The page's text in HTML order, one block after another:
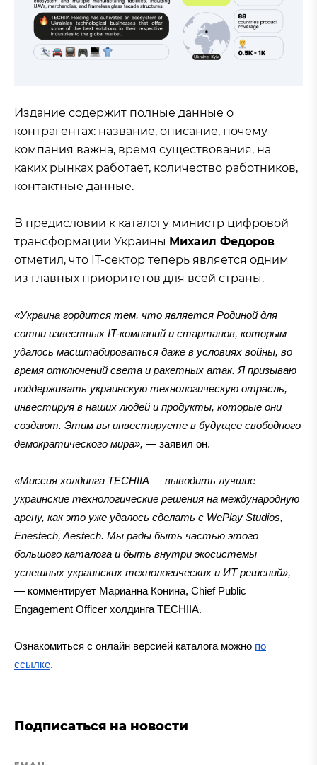
Издание содержит полные данные о
контрагентах: название, описание, почему
компания важна, время существования, на
каких рынках работает, количество работников,
контактные данные.
В предисловии к каталогу министр цифровой
трансформации Украины Михаил Федоров
отметил, что IT-сектор теперь является одним
из главных приоритетов для всей страны.
«Украина гордится тем, что является Родиной для
сотни известных IT-компаний и стартапов, которым
удалось масштабироваться даже в условиях войны, во
время отключений света и ракетных атак. Я призываю
поддерживать украинскую технологическую отрасль,
инвестируя в наших людей и продукты, которые они
создают. Этим вы инвестируете в будущее свободного
демократического мира», — заявил он.
«Миссия холдинга TECHIIA — выводить лучшие
украинские технологические решения на международную
арену, как это уже удалось сделать с WePlay Studios,
Enestech, Aestech. Мы рады быть частью этого
большого каталога и быть внутри экосистемы
успешных украинских технологических и ИТ решений»,
— комментирует Марианна Конина, Chief Public
Engagement Officer холдинга TECHIIA.
Ознакомиться с онлайн версией каталога можно по
ссылке.
Подписаться на новости